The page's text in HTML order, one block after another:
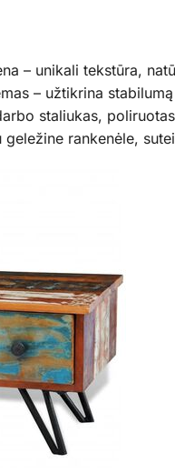
– unikali tekstūra,
– užtikrina
staliukas,
rankenėle,